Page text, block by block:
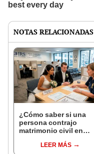
NOTAS RELACIONADAS
¿Cómo saber si una
persona contrajo
matrimonio civil en
LEER MÁS